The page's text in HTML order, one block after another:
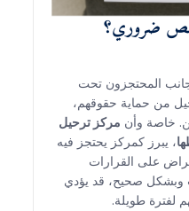
ضروري؟
المحتجزون تحت
من حماية حقوقهم،
خاصة وأن مركز ترحيل
، يبرز كمركز يحتجز فيه
على القرارات
وبشكل صحيح، قد يؤدي
لفترة طويلة.